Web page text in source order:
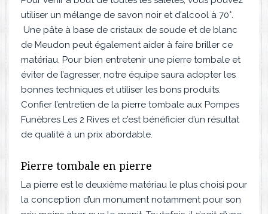
utiliser un mélange de savon noir et d’alcool à 70°.
Une pâte à base de cristaux de soude et de blanc
de Meudon peut également aider à faire briller ce
matériau. Pour bien entretenir une pierre tombale et
éviter de l’agresser, notre équipe saura adopter les
bonnes techniques et utiliser les bons produits.
Confier l’entretien de la pierre tombale aux Pompes
Funèbres Les 2 Rives et c’est bénéficier d’un résultat
de qualité à un prix abordable.
Pierre tombale en pierre
La pierre est le deuxième matériau le plus choisi pour
la conception d’un monument notamment pour son